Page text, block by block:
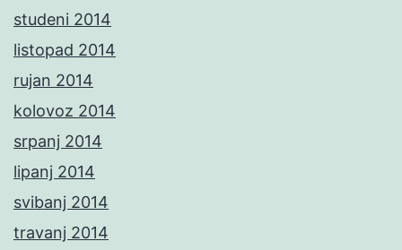
studeni 2014
listopad 2014
rujan 2014
kolovoz 2014
srpanj 2014
lipanj 2014
svibanj 2014
travanj 2014